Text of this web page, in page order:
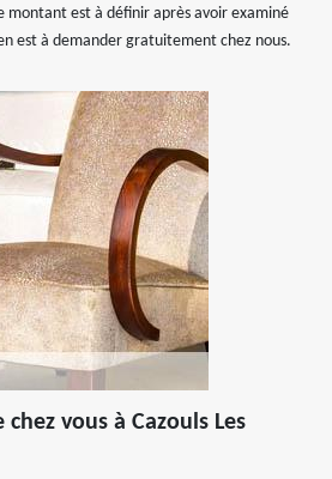
montant est à définir après avoir examiné
est à demander gratuitement chez nous.
vous à Cazouls Les